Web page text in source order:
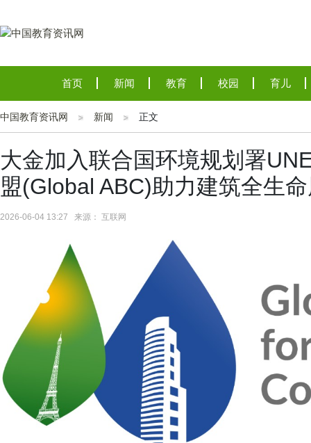
首页 新闻 教育 校园 育儿
中国教育资讯网 新闻 正文
大金加入联合国环境规划署
盟(Global ABC)助力建筑全生
2026-06-04 13:27 来源： 互联网